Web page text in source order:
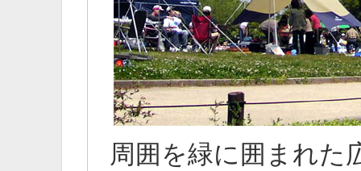
周囲を緑に囲まれた